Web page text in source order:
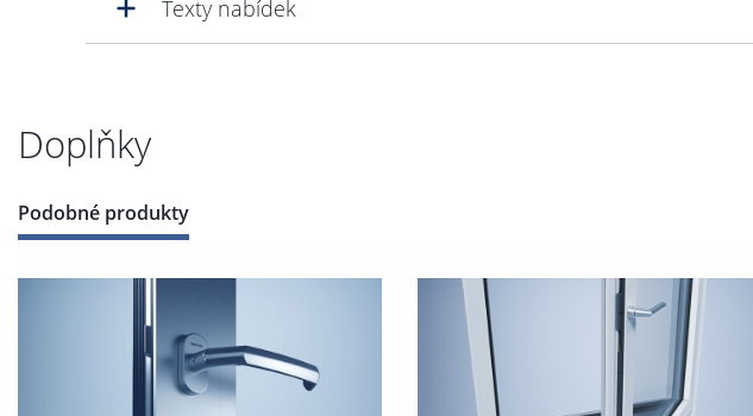
Texty nabídek
Doplňky
Podobné produkty